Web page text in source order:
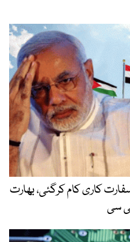
کاری کام کرگئی، بھارت
سی